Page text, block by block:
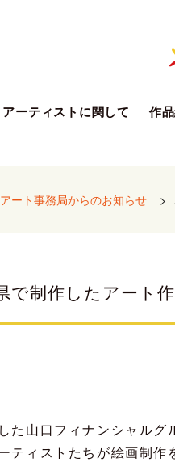
アーティストに関して 作
ート事務局からのお知らせ >
制作したアート
た山口フィナンシャルグ
ティストたちが絵画制